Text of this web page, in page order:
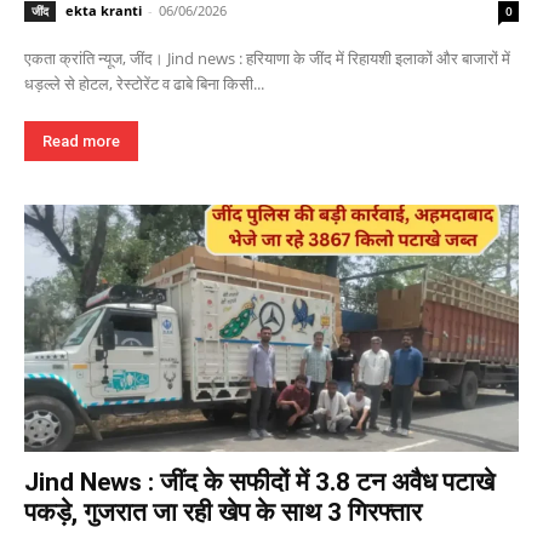
जींद ekta kranti - 06/06/2026 0
एकता क्रांति न्यूज, जींद। Jind news : हरियाणा के जींद में रिहायशी इलाकों और बाजारों में
धड़ल्ले से होटल, रेस्टोरेंट व ढाबे बिना किसी...
Read more
Jind News : जींद के सफीदों में 3.8 टन अवैध पटाखे
पकड़े, गुजरात जा रही खेप के साथ 3 गिरफ्तार